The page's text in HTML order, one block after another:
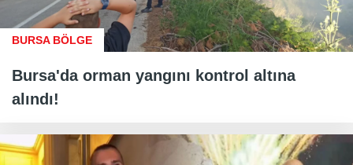
BURSA BÖLGE
Bursa'da orman yangını kontrol altına
alındı!